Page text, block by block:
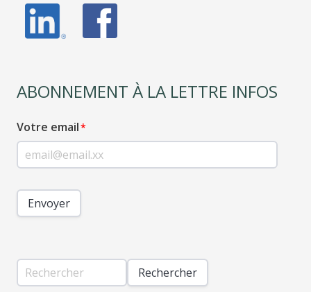
ABONNEMENT À LA LETTRE INFOS
Votre email
Envoyer
Rechercher